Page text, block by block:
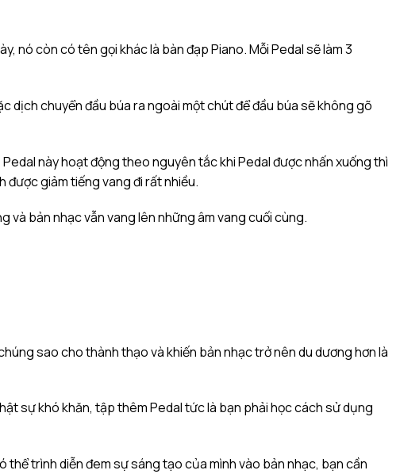
nó còn có tên gọi khác là bàn đạp Piano. Mỗi Pedal sẽ làm 3
dịch chuyển đầu búa ra ngoài một chút để đầu búa sẽ không gõ
này hoạt động theo nguyên tắc khi Pedal được nhấn xuống thì
được giảm tiếng vang đi rất nhiều.
và bản nhạc vẫn vang lên những âm vang cuối cùng.
sao cho thành thạo và khiến bản nhạc trở nên du dương hơn là
sự khó khăn, tập thêm Pedal tức là bạn phải học cách sử dụng
trình diễn đem sự sáng tạo của mình vào bản nhạc, bạn cần